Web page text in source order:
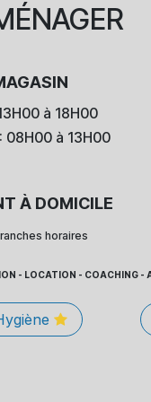
à 18H00
08H00 à 13H00
À DOMICILE
horaires
- LOCATION - COACHING -